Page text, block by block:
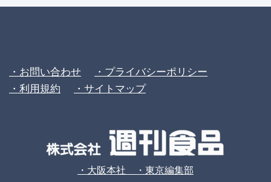
・お問い合わせ
・プライバシーポリシー
・利用規約
・サイトマップ
・大阪本社 ・東京編集部